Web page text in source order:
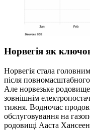
Норвегія як
Норвегія стала
після
Але норвезьке
зовнішнім
тижня. Водночас
обслуговування на
родовищі Ааста